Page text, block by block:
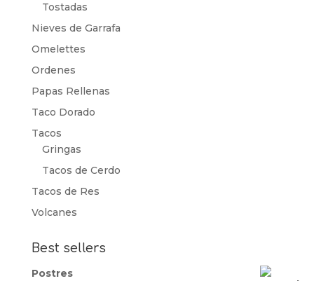
Tostadas
Nieves de Garrafa
Omelettes
Ordenes
Papas Rellenas
Taco Dorado
Tacos
Gringas
Tacos de Cerdo
Tacos de Res
Volcanes
Best sellers
Postres